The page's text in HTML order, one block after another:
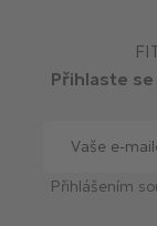
Přihlaste
Přihlášením